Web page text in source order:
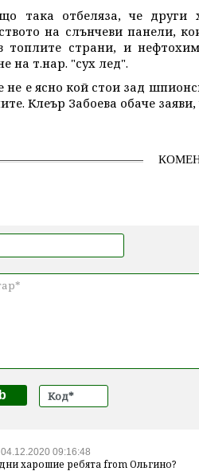
така отбеляза, че други
на слънчеви панели,
топлите страни, и
на т.нар. "сух лед".
не е ясно кой стои зад
Клеър Забоева обаче
04.12.2020 09:16:48
харошие ребята from Ольгино?